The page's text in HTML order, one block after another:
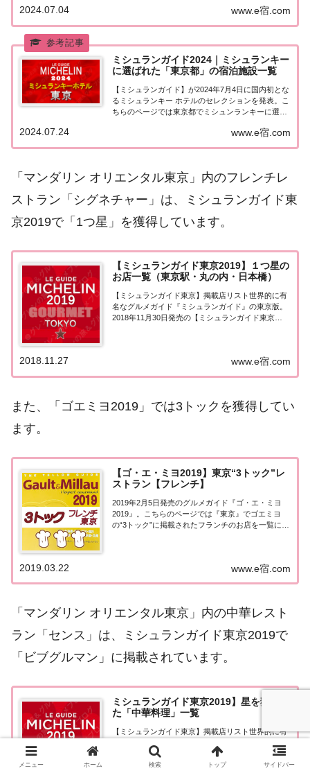
覧にまとめました。ミシュランガイド2024『1ミシ
www.e宿.com
2024.07.04
ミシュランガイド2024｜ミシュランキー
に選ばれた「東京都」の宿泊施設一覧
【ミシュランガイド】が2024年7月4日に国内初とな
るミシュランキー ホテルのセレクションを発表。こ
ちらのページでは東京都でミシュンランキーに選ば
た。「ミシュランキー2024」に選ばれた「東京都」
www.e宿.com
2024.07.24
「マンダリン オリエンタル東京」内のフレンチレ
ストラン「シグネチャー」は、ミシュランガイド東
京2019で「1つ星」を獲得しています。
【ミシュランガイド東京2019】１つ星の
お店一覧（東京駅・丸の内・日本橋）
【ミシュランガイド東京】掲載店リスト世界的に有
名なグルメガイド『ミシュランガイド』の東京版。
2018年11月30日発売の【ミシュランガイド東京
www.e宿.com
2018.11.27
また、「ゴエミヨ2019」では3トックを獲得してい
ます。
【ゴ・エ・ミヨ2019】東京“3トック”レ
ストラン【フレンチ】
2019年2月5日発売のグルメガイド『ゴ・エ・ミヨ
2019』。こちらのページでは『東京』でゴエミヨ
の“3トック”に掲載されたフランチのお店を一覧にま
www.e宿.com
2019.03.22
「マンダリン オリエンタル東京」内の中華レスト
ラン「センス」は、ミシュランガイド東京2019で
「ビブグルマン」に掲載されています。
ミシュランガイド東京2019】星を獲得し
た「中華料理」一覧
【ミシュランガイド東京】掲載店リスト世界的に有
【ミシュランガイド東京2019】が2018年11月30日
に発売！こちらのページではミシュラン東京2019で
メニュー ホーム 検索 トップ サイドバー